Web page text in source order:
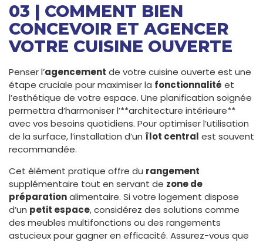
03 | COMMENT BIEN
CONCEVOIR ET AGENCER
VOTRE CUISINE OUVERTE
Penser l’agencement de votre cuisine ouverte est une
étape cruciale pour maximiser la fonctionnalité et
l’esthétique de votre espace. Une planification soignée
permettra d’harmoniser l’**architecture intérieure**
avec vos besoins quotidiens. Pour optimiser l’utilisation
de la surface, l’installation d’un îlot central est souvent
recommandée.
Cet élément pratique offre du rangement
supplémentaire tout en servant de zone de
préparationalimentaire. Si votre logement dispose
d’un petit espace, considérez des solutions comme
des meubles multifonctions ou des rangements
astucieux pour gagner en efficacité. Assurez-vous que